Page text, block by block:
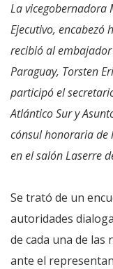
La vicegobernadora
Ejecutivo, encabezó
recibió al
Paraguay, Torsten
participó el
Atlántico Sur y
cónsul honoraria de
en el salón Laserre
Se trató de un
autoridades
de cada una de
ante el